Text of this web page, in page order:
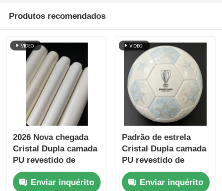
Produtos recomendados
2026 Nova chegada
Cristal Dupla camada
PU revestido de
couro de futebol com
suporte impermeável
Enviar inquérito
Padrão de estrela
Cristal Dupla camada
PU revestido de
couro de futebol com
suporte impermeável
Enviar inquérito